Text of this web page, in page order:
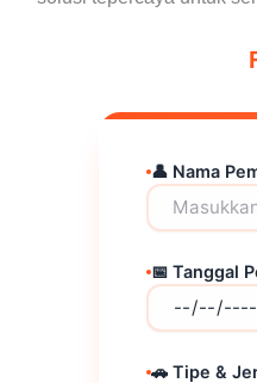
👤 Nama
📅 Tanggal
🚗 Tipe &